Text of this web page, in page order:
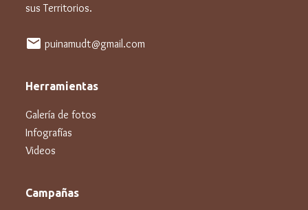
sus Territorios.
mail puinamudt@gmail.com
Herramientas
Galería de fotos
Infografías
Videos
Campañas